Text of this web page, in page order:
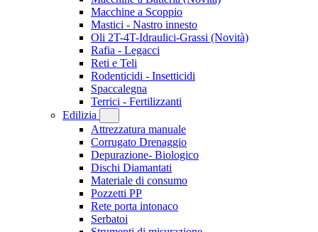
Macchine a Scoppio
Mastici - Nastro innesto
Oli 2T-4T-Idraulici-Grassi (Novità)
Rafia - Legacci
Reti e Teli
Rodenticidi - Insetticidi
Spaccalegna
Terrici - Fertilizzanti
Edilizia
Attrezzatura manuale
Corrugato Drenaggio
Depurazione- Biologico
Dischi Diamantati
Materiale di consumo
Pozzetti PP
Rete porta intonaco
Serbatoi